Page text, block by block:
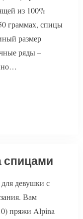
из 100%
граммах, спицы
размер
ряды –
девушки с
Вам
пряжи Alpina